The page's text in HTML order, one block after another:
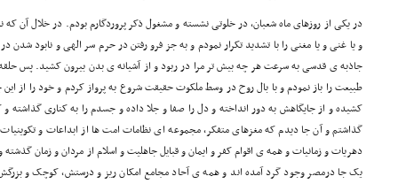
در یکی از روزهای ماه شعبان، در خلوتی نشسته و مشغول ذکر پروردگارم بودم. در خلال آن که
و یا غنی و یا مغنی را با تشدید تکرار نمودم و به جز فرو رفتن در حرم سر الهی و نابود شدن
جاذبه ی قدسی به سرعت هر چه بیش تر مرا در ربود و از آشیانه ی بدن بیرون کشید. پس
طبیعت را باز نمودم و با بال روح در وسط ملکوت حقیقت شروع به پرواز کردم و خود را از این
کشیده و از جایگاهش به دور انداخته و دل را صفا و جلا داده و جسدم را به کناری گذاشته
گذاشتم و آن جا دیدم که مغزهای متفکر، مجموعه ای نظامات امت ها از ابداعات و
دهریات و زمانیات و همه ی اقوام کفر و ایمان و قبایل جاهلیت و اسلام از مردان و زمان
یک جا درمصر وجود گرد آمده اند و همه ی آحاد مجامع امکان ریز و درستش، کوچک و